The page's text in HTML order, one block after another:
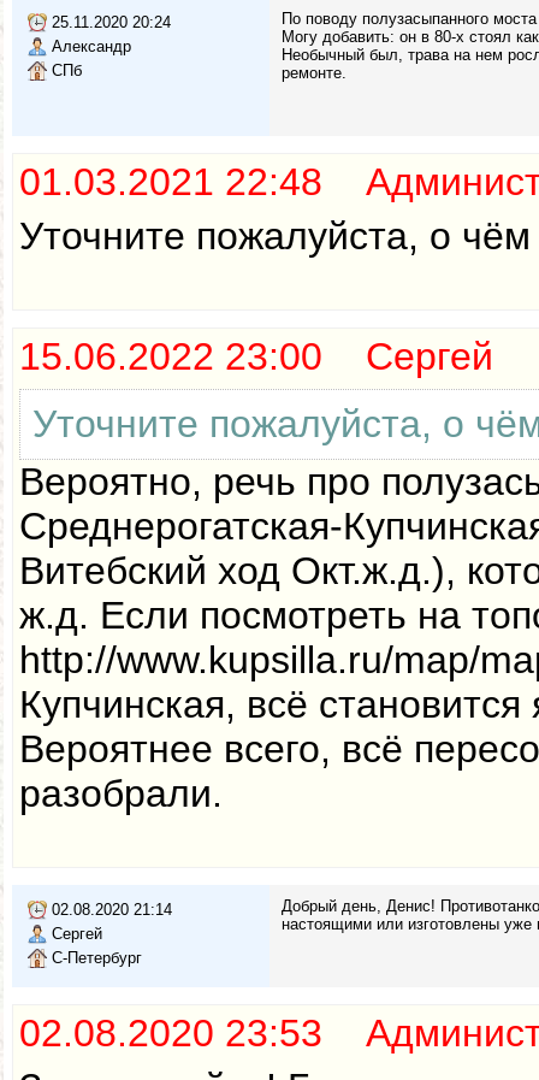
25.11.2020 20:24
Александр
СПб
По поводу полузасыпанного
Могу добавить: он в 80-х стоял
Необычный был, трава на нем
ремонте.
01.03.2021 22:48
Уточните пожалуйста, о
15.06.2022 23:00 Сергей
Уточните пожалуйста, о
Вероятно, речь про
Среднерогатская-
Витебский ход Окт.ж.д.),
ж.д. Если посмотреть на
http://www.kupsilla.ru/map/
Купчинская, всё
Вероятнее всего, всё
разобрали.
02.08.2020 21:14
Сергей
С-Петербург
Добрый день, Денис!
настоящими или изготовлены
02.08.2020 23:53